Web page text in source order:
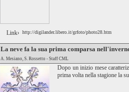
Link› http://digilander.libero.it/grfoto/photo28.htm
La neve fa la sua prima comparsa
A. Mesiano, S. Rossetto - Staff CML
Dopo un inizio mese
prima volta nella stagione la